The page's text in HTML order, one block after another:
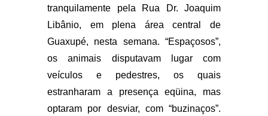
tranquilamente pela Rua Dr. Joaquim
Libânio, em plena área central de
Guaxupé, nesta semana. “Espaçosos”,
os animais disputavam lugar com
veículos e pedestres, os quais
estranharam a presença eqüina, mas
optaram por desviar, com “buzinaços”.